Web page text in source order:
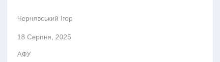
Чернявський Ігор
18 Серпня, 2025
АФУ